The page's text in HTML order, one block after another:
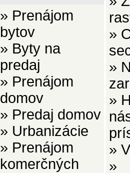
» Prenájom
bytov
» Byty na
predaj
» Prenájom
domov
» Predaj domov
» Urbanizácie
» Prenájom
komerčných
»
»
»
»
»